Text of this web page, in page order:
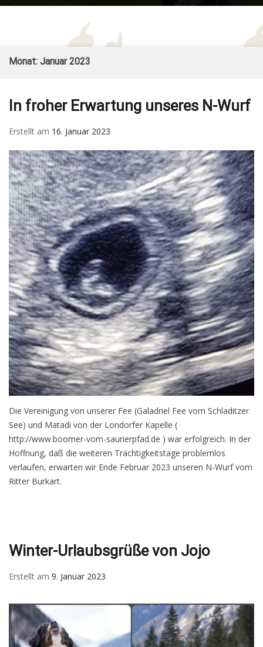
Sennenhunde
– Züchter im SSV und
for
Monat: Januar 2023
In froher Erwartung unseres N-Wurf
Erstellt am 16. Januar 2023
Die Vereinigung von unserer Fee (Galadriel Fee vom Schladitzer
See) und Matadi von der Londorfer Kapelle (
http://www.boomer-vom-saurierpfad.de ) war erfolgreich. In der
Hoffnung, daß die weiteren Trächtigkeitstage problemlos
verlaufen, erwarten wir Ende Februar 2023 unseren N-Wurf vom
Ritter Burkart.
Winter-Urlaubsgrüße von Jojo
Erstellt am 9. Januar 2023